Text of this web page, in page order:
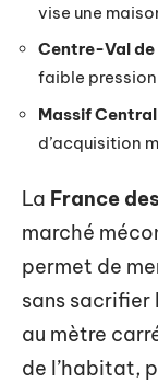
vise une
Centre-Val de
faible pression
Massif Central
d’acquisition
La France
marché
permet de
sans sacrifier
au mètre
de l’habitat,